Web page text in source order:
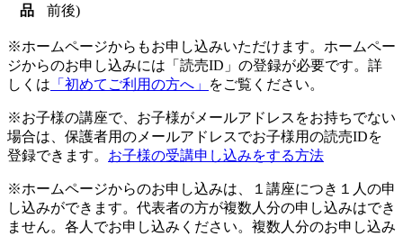
品
前後)
※ホームページからもお申し込みいただけます。ホームペー
ジからのお申し込みには「読売ID」の登録が必要です。詳
しくは 「初めてご利用の方へ」 をご覧ください。
※お子様の講座で、お子様がメールアドレスをお持ちでない
場合は、保護者用のメールアドレスでお子様用の読売IDを
登録できます。 お子様の受講申し込みをする方法
※ホームページからのお申し込みは、１講座につき１人の申
し込みができます。代表者の方が複数人分の申し込みはでき
ません。各人でお申し込みください。複数人分のお申し込み